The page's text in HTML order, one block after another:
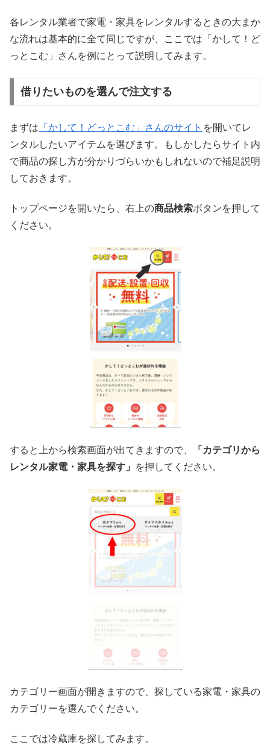
各レンタル業者で家電・家具をレンタルするときの大まか
な流れは基本的に全て同じですが、ここでは「かして！ど
っとこむ」さんを例にとって説明してみます。
借りたいものを選んで注文する
まずは 「かして！どっとこむ」さんのサイト を開いてレ
ンタルしたいアイテムを選びます。もしかしたらサイト内
で商品の探し方が分かりづらいかもしれないので補足説明
しておきます。
トップページを開いたら、右上の商品検索ボタンを押して
ください。
すると上から検索画面が出てきますので、
「カテゴリから
レンタル家電・家具を探す」
を押してください。
カテゴリー画面が開きますので、探している家電・家具の
カテゴリーを選んでください。
ここでは冷蔵庫を探してみます。